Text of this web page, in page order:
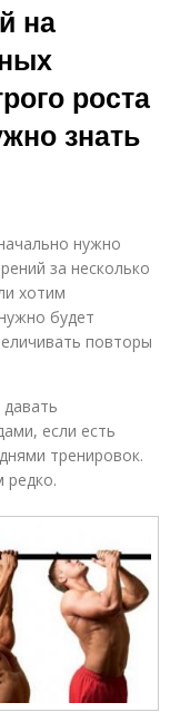
на
роста
знать
нужно
за несколько
хотим
будет
повторы
если есть
тренировок.
редко.